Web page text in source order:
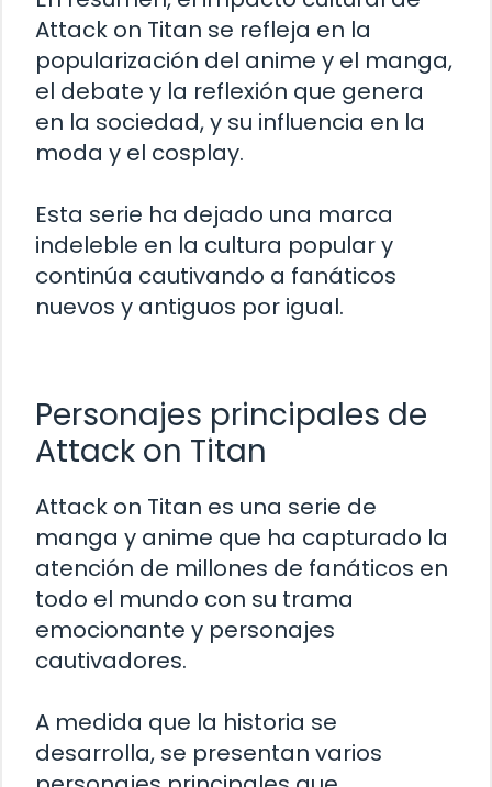
Attack on Titan se refleja en la
popularización del anime y el manga,
el debate y la reflexión que genera
en la sociedad, y su influencia en la
moda y el cosplay.
Esta serie ha dejado una marca
indeleble en la cultura popular y
continúa cautivando a fanáticos
nuevos y antiguos por igual.
Personajes principales de
Attack on Titan
Attack on Titan es una serie de
manga y anime que ha capturado la
atención de millones de fanáticos en
todo el mundo con su trama
emocionante y personajes
cautivadores.
A medida que la historia se
desarrolla, se presentan varios